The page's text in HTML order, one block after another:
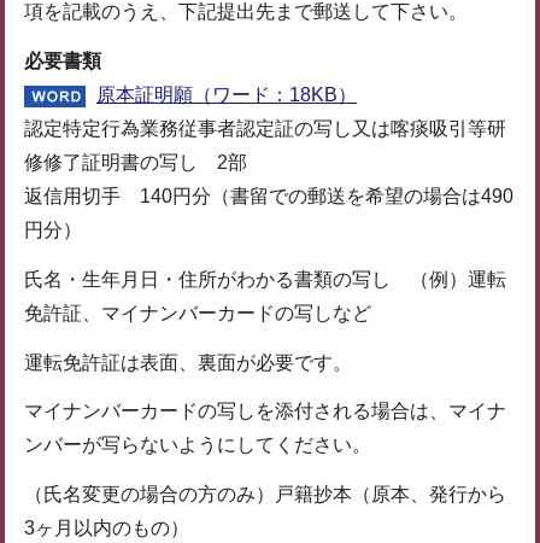
項を記載のうえ、下記提出先まで郵送して下さい。
必要書類
原本証明願（ワード：18KB）
認定特定行為業務従事者認定証の写し又は喀痰吸引等研
修修了証明書の写し 2部
返信用切手 140円分（書留での郵送を希望の場合は490
円分）
氏名・生年月日・住所がわかる書類の写し （例）運転
免許証、マイナンバーカードの写しなど
運転免許証は表面、裏面が必要です。
マイナンバーカードの写しを添付される場合は、マイナ
ンバーが写らないようにしてください。
（氏名変更の場合の方のみ）戸籍抄本（原本、発行から
3ヶ月以内のもの）